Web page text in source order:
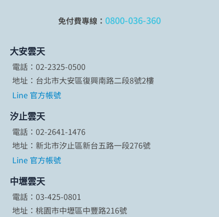
大安雲天
電話：02-2325-0500
地址：台北市大安區復興南路二段8號2樓
Line 官方帳號
汐止雲天
電話：02-2641-1476
地址：新北市汐止區新台五路一段276號
Line 官方帳號
中壢雲天
電話：03-425-0801
地址：桃園市中壢區中豐路216號
免付費專線： 0800-036-360